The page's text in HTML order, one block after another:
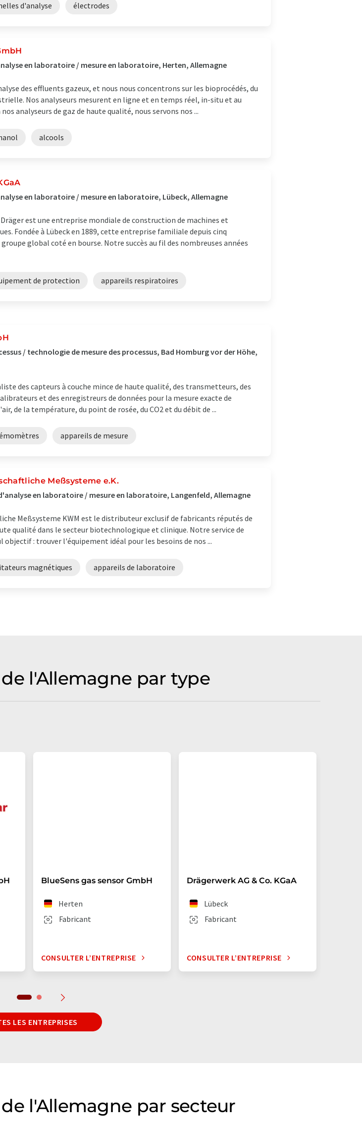
d'analyse électrodes
en laboratoire / mesure en laboratoire, Herten, Allemagne
des effluents gazeux, et nous nous concentrons sur les bioprocédés, du
Nos analyseurs mesurent en ligne et en temps réel, in-situ et au
analyseurs de gaz de haute qualité, nous servons nos ...
alcools
en laboratoire / mesure en laboratoire, Lübeck, Allemagne
est une entreprise mondiale de construction de machines et
Fondée à Lübeck en 1889, cette entreprise familiale depuis cinq
global coté en bourse. Notre succès au fil des nombreuses années
de protection appareils respiratoires
/ technologie de mesure des processus, Bad Homburg vor der Höhe,
des capteurs à couche mince de haute qualité, des transmetteurs, des
et des enregistreurs de données pour la mesure exacte de
de la température, du point de rosée, du CO2 et du débit de ...
appareils de mesure
Meßsysteme e.K.
en laboratoire / mesure en laboratoire, Langenfeld, Allemagne
Meßsysteme KWM est le distributeur exclusif de fabricants réputés de
qualité dans le secteur biotechnologique et clinique. Notre service de
objectif : trouver l'équipement idéal pour les besoins de nos ...
magnétiques appareils de laboratoire
l'Allemagne par type
BlueSens gas sensor GmbH
Fabricant
Herten
CONSULTER L’ENTREPRISE
Drägerwerk AG & Co. KGaA
Fabricant
Lübeck
CONSULTER L’ENTREPRISE
LES ENTREPRISES
l'Allemagne par secteur